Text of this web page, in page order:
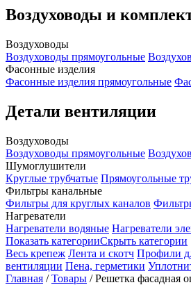
Воздуховоды и
Воздуховоды
Воздуховоды прямоугольные
Фасонные изделия
Фасонные изделия прямоугольные
Детали вентиляции
Воздуховоды
Воздуховоды прямоугольные
Шумоглушители
Круглые трубчатые Прямоугольные
Фильтры канальные
Фильтры для круглых каналов
Нагреватели
Нагреватели водяные Нагреватели
Показать категорииСкрыть категории
Весь крепеж Лента и скотч Профили
вентиляции Пена, герметики
Главная /Товары /Решетка